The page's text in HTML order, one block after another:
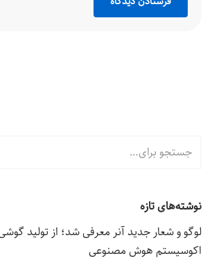
نوشته‌های تازه
لوگو و شعار جدید آنر معرفی شد؛ از تولید
اکوسیستم هوش مصنوعی